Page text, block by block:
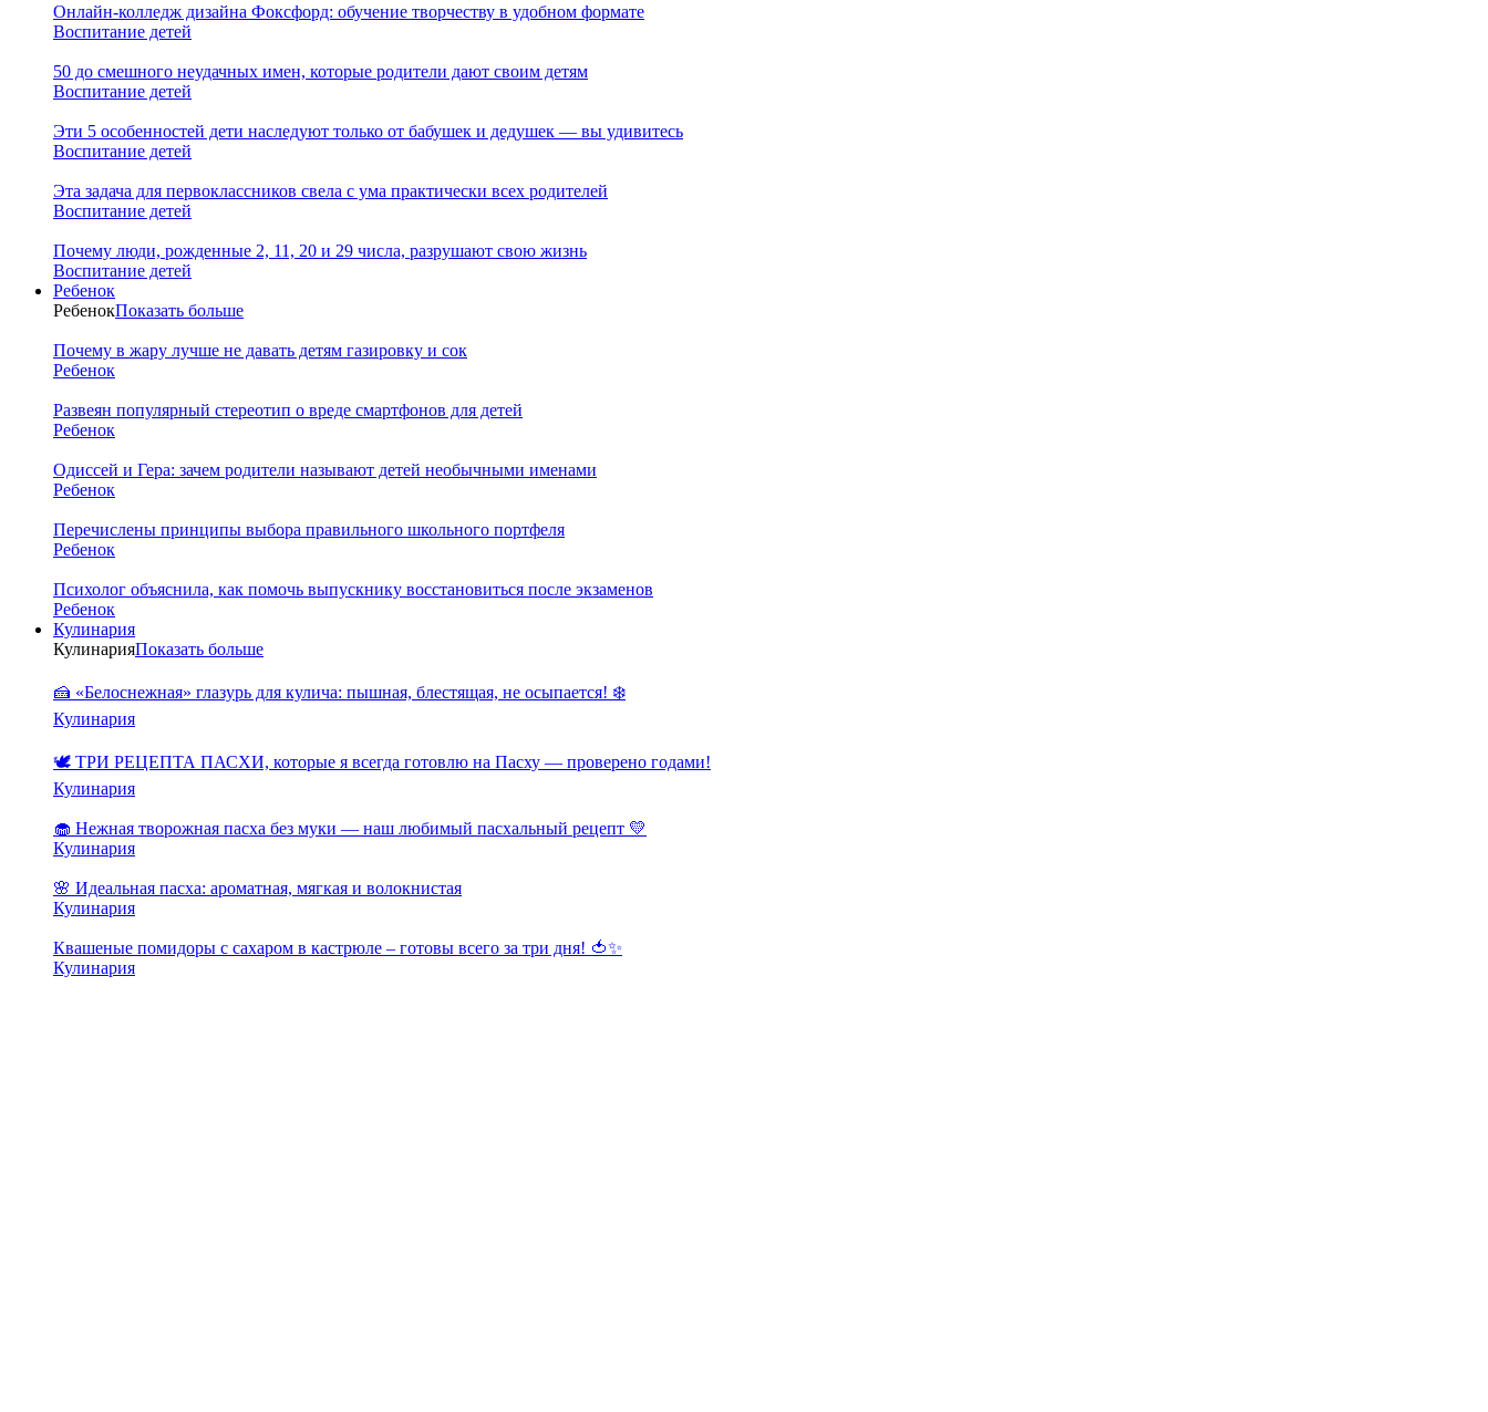
Онлайн-колледж дизайна Фоксфорд: обучение творчеству в удобном формате
Воспитание детей
50 до смешного неудачных имен, которые родители дают своим детям
Воспитание детей
Эти 5 особенностей дети наследуют только от бабушек и дедушек — вы удивитесь
Воспитание детей
Эта задача для первоклассников свела с ума практически всех родителей
Воспитание детей
Почему люди, рожденные 2, 11, 20 и 29 числа, разрушают свою жизнь
Воспитание детей
Ребенок
РебенокПоказать больше
Почему в жару лучше не давать детям газировку и сок
Ребенок
Развеян популярный стереотип о вреде смартфонов для детей
Ребенок
Одиссей и Гера: зачем родители называют детей необычными именами
Ребенок
Перечислены принципы выбора правильного школьного портфеля
Ребенок
Психолог объяснила, как помочь выпускнику восстановиться после экзаменов
Ребенок
Кулинария
КулинарияПоказать больше
🍰 «Белоснежная» глазурь для кулича: пышная, блестящая, не осыпается! ❄️
Кулинария
🕊️ ТРИ РЕЦЕПТА ПАСХИ, которые я всегда готовлю на Пасху — проверено годами!
Кулинария
🧁 Нежная творожная пасха без муки — наш любимый пасхальный рецепт 💛
Кулинария
🌸 Идеальная пасха: ароматная, мягкая и волокнистая
Кулинария
Квашеные помидоры с сахаром в кастрюле – готовы всего за три дня! 🍅✨
Кулинария